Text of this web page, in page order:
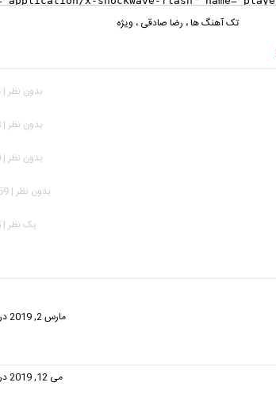
تک آهنگ ها، رضا صادقی ، ویژه
بدون نظر | 534 بازدید
بدون نظر | 368 بازدید
بدون نظر | 400 بازدید
بدون نظر | 1,269 بازدید
يک نظر | 275 بازدید
مارس 2, 2019 در 9:43 ق.ظ
می 12, 2019 در 9:57 ق.ظ